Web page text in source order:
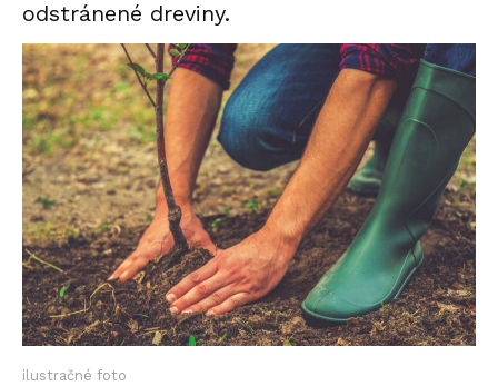
odstránené dreviny.
ilustračné foto